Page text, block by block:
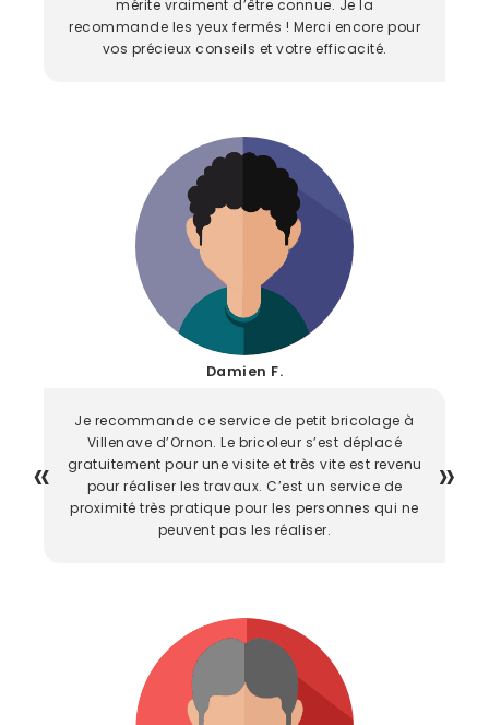
mérite vraiment d’être connue. Je la
recommande les yeux fermés ! Merci encore pour
vos précieux conseils et votre efficacité.
Damien F.
Je recommande ce service de petit bricolage à
Villenave d’Ornon. Le bricoleur s’est déplacé
gratuitement pour une visite et très vite est revenu
pour réaliser les travaux. C’est un service de
proximité très pratique pour les personnes qui ne
peuvent pas les réaliser.